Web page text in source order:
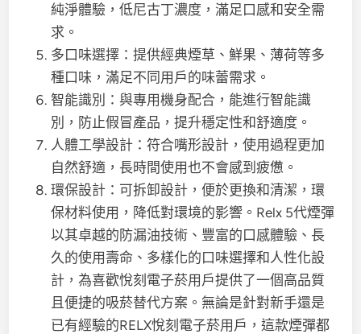
純淨體驗，低尼古丁濃度，滿足口感和安全需
求。
多口味選擇：提供經典煙草、鮮果、薄荷等多
種口味，滿足不同用戶的味蕾需求。
智能識別：與專用機身配合，能進行智能識
別，防止假冒產品，提升穩定性和舒適度。
人體工學設計：符合嘴形設計，使用過程更加
自然舒適，長時間使用也不會感到疲憊。
環保設計：可拆卸設計，便於更換和清潔，環
保材料使用，降低對環境的影響。Relx 5代煙彈
以其卓越的防漏油技術、豐富的口感體驗、長
久的使用壽命、多樣化的口味選擇和人性化設
計，為喜歡悅刻電子菸用戶提供了一個高品質
且便捷的吸菸替代方案。無論是針對新手還是
已有經驗的RELX悅刻電子菸用戶，這款煙彈都